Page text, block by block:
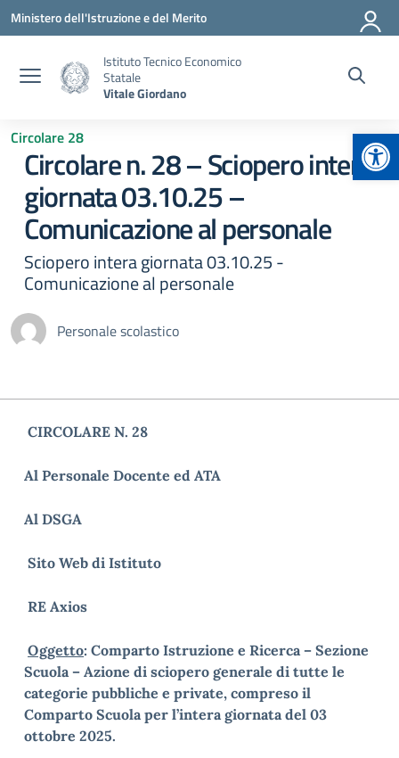
Vai ai contenuti
Vai al menu di navigazione
Vai al footer
Ministero dell'Istruzione e del Merito
Istituto Tecnico Economico
Statale
Vitale Giordano
Circolare 28
Circolare n. 28 – Sciopero intera
giornata 03.10.25 –
Comunicazione al personale
Sciopero intera giornata 03.10.25 -
Comunicazione al personale
Personale scolastico
CIRCOLARE N. 28
Al Personale Docente ed ATA
Al DSGA
Sito Web di Istituto
RE Axios
Oggetto: Comparto Istruzione e Ricerca – Sezione
Scuola – Azione di sciopero generale di tutte le
categorie pubbliche e private, compreso il
Comparto Scuola per l’intera giornata del 03
ottobre 2025.